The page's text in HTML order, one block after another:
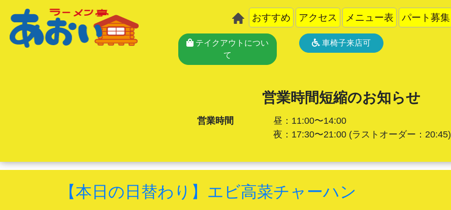
おすすめ アクセス メニュー表 パート募集
テイクアウトについ
て
車椅子来店可
営業時間短縮のお知らせ
営業時間
昼：11:00〜14:00
夜：17:30〜21:00(ラストオーダー：20:45)
【本日の日替わり】エビ高菜チャーハン